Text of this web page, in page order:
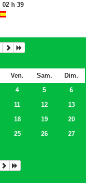
02 h 39
Ven. Sam.
Dim.
4 5
6
11 12
13
18 19
20
25 26
27